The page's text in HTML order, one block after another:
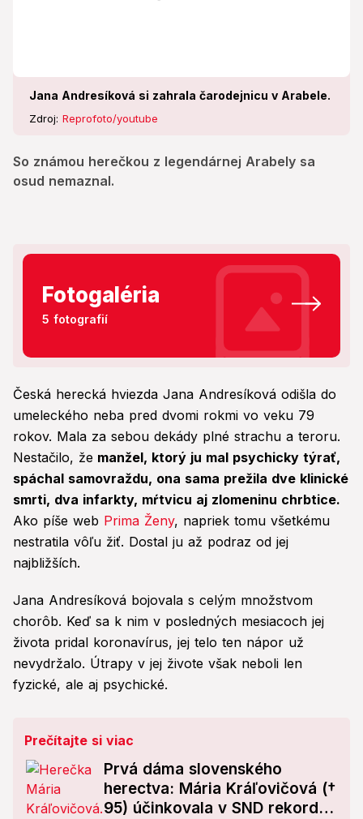
Jana Andresíková si zahrala čarodejnicu v Arabele.
Zdroj: Reprofoto/youtube
So známou herečkou z legendárnej Arabely sa
osud nemaznal.
Fotogaléria
5 fotografií
Česká herecká hviezda Jana Andresíková odišla do
umeleckého neba pred dvomi rokmi vo veku 79
rokov. Mala za sebou dekády plné strachu a teroru.
Nestačilo, že manžel, ktorý ju mal psychicky týrať,
spáchal samovraždu, ona sama prežila dve klinické
smrti, dva infarkty, mŕtvicu aj zlomeninu chrbtice.
Ako píše web Prima Ženy, napriek tomu všetkému
nestratila vôľu žiť. Dostal ju až podraz od jej
najbližších.
Jana Andresíková bojovala s celým množstvom
chorôb. Keď sa k nim v posledných mesiacoch jej
života pridal koronavírus, jej telo ten nápor už
nevydržalo. Útrapy v jej živote však neboli len
fyzické, ale aj psychické.
Prečítajte si viac
Prvá dáma slovenského
herectva: Mária Kráľovičová (†
95) účinkovala v SND rekordne